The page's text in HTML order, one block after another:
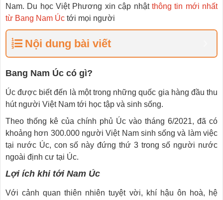
Nam. Du học Việt Phương xin cập nhậtthông tin mới nhất
từ Bang Nam Úc tới mọi người
Nội dung bài viết
Bang Nam Úc có gì?
Úc được biết đến là một trong những quốc gia hàng đầu thu
hút người Việt Nam tới học tập và sinh sống.
Theo thống kê của chính phủ Úc vào tháng 6/2021, đã có
khoảng hơn 300.000 người Việt Nam sinh sống và làm việc
tại nước Úc, con số này đứng thứ 3 trong số người nước
ngoài định cư tại Úc.
Lợi ích khi tới Nam Úc
Với cảnh quan thiên nhiên tuyệt vời, khí hậu ôn hoà, hệ